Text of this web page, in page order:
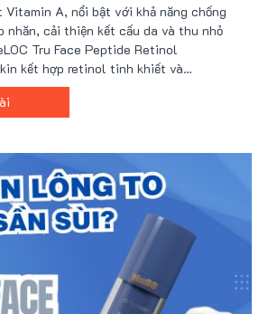
A, nổi bật với khả năng chống
nhăn, cải thiện kết cấu da và thu nhỏ
Tru Face Peptide Retinol
kết hợp retinol tinh khiết và
lại hiệu quả vượt trội mà không
sản phẩm giá tốt kèm nhiều quà tặng.